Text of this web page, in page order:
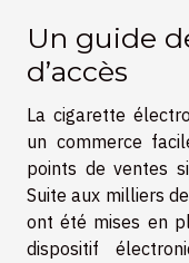
Un guide
d’accès
La cigarette
un commerce
points de ventes
Suite aux milliers
ont été mises en
dispositif